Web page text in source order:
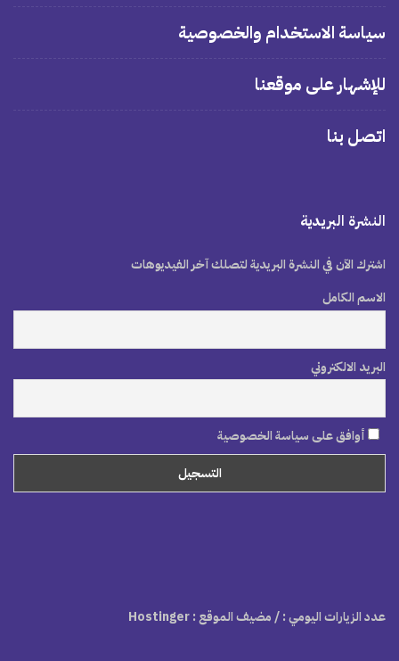
سياسة الاستخدام والخصوصية
للإشهار على موقعنا
اتصل بنا
النشرة البريدية
اشترك الآن في النشرة البريدية لتصلك آخر الفيديوهات
الاسم الكامل
البريد الالكتروني
أوافق على سياسة الخصوصية
عدد الزيارات اليومي :/ مضيف الموقع : Hostinger